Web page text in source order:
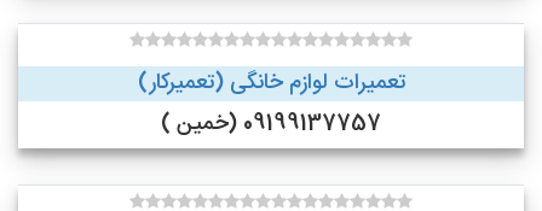
تعمیرات لوازم خانگی (تعمیرکار)
09199137757 (خمین )